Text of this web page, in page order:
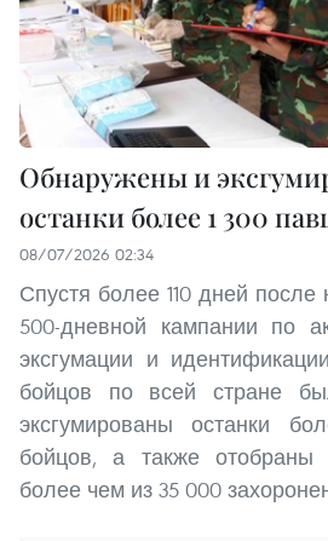
Обнаружены и
останки более 1 300
08/07/2026 02:34
Спустя более 110 дней
500-дневной кампании по
эксгумации и
бойцов по всей стране
эксгумированы останки
бойцов, а также отобраны
более чем из 35 000